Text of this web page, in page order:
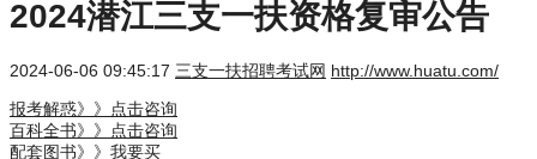
2024潜江三支一扶资格复审公告
2024-06-06 09:45:17 三支一扶招聘考试网 http://www.huatu.com/
报考解惑》》点击咨询
百科全书》》点击咨询
配套图书》》我要买